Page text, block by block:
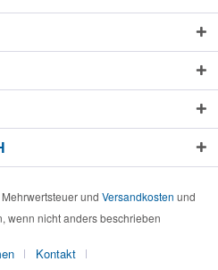
und Versandkosten und
wenn nicht anders beschrieben
Kontakt